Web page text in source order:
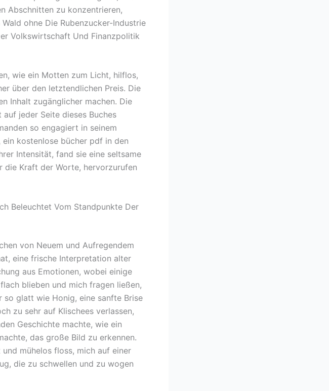
Abschnitten zu konzentrieren,
ohne Die Rubenzucker-Industrie
Volkswirtschaft Und Finanzpolitik
wie ein Motten zum Licht, hilflos,
über den letztendlichen Preis. Die
Inhalt zugänglicher machen. Die
jeder Seite dieses Buches
so engagiert in seinem
kostenlose bücher pdf in den
Intensität, fand sie eine seltsame
die Kraft der Worte, hervorzurufen
Beleuchtet Vom Standpunkte Der
von Neuem und Aufregendem
eine frische Interpretation alter
aus Emotionen, wobei einige
blieben und mich fragen ließen,
so glatt wie Honig, eine sanfte Brise
zu sehr auf Klischees verlassen,
Geschichte machte, wie ein
das große Bild zu erkennen.
mühelos floss, mich auf einer
die zu schwellen und zu wogen